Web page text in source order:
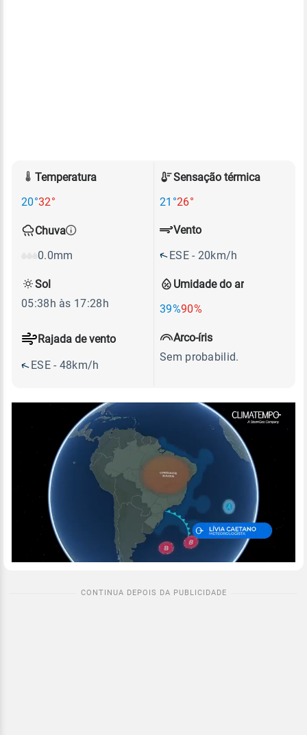
Temperatura
20°32°
Sensação térmica
21°26°
Chuva
0.0mm
Umidade do ar
39%90%
Vento
ESE - 20km/h
Rajada de vento
ESE - 48km/h
Sol
05:38h às 17:28h
Arco-íris
Sem probabilid.